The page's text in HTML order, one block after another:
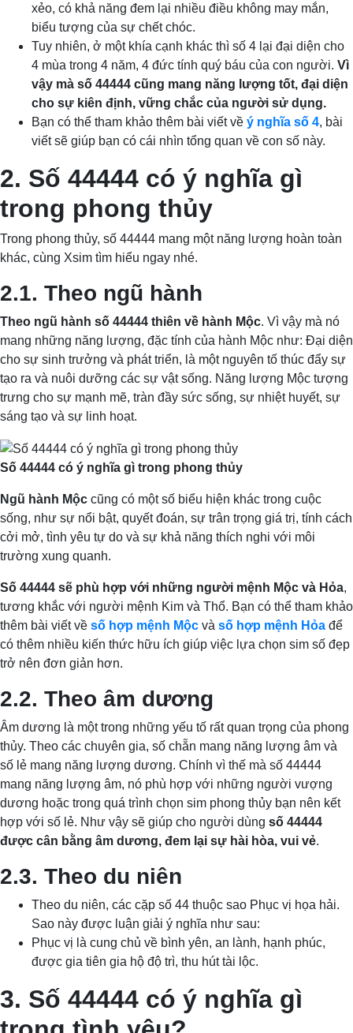
xẻo, có khả năng đem lại nhiều điều không may mắn,
biểu tượng của sự chết chóc.
Tuy nhiên, ở một khía cạnh khác thì số 4 lại đại diện cho
4 mùa trong 4 năm, 4 đức tính quý báu của con người. Vì
vậy mà số 44444 cũng mang năng lượng tốt, đại diện
cho sự kiên định, vững chắc của người sử dụng.
Bạn có thể tham khảo thêm bài viết về ý nghĩa số 4, bài
viết sẽ giúp bạn có cái nhìn tổng quan về con số này.
2. Số 44444 có ý nghĩa gì
trong phong thủy
Trong phong thủy, số 44444 mang một năng lượng hoàn toàn
khác, cùng Xsim tìm hiểu ngay nhé.
2.1. Theo ngũ hành
Theo ngũ hành số 44444 thiên về hành Mộc. Vì vậy mà nó
mang những năng lượng, đặc tính của hành Mộc như: Đại diện
cho sự sinh trưởng và phát triển, là một nguyên tố thúc đẩy sự
tạo ra và nuôi dưỡng các sự vật sống. Năng lượng Mộc tượng
trưng cho sự mạnh mẽ, tràn đầy sức sống, sự nhiệt huyết, sự
sáng tạo và sự linh hoạt.
Số 44444 có ý nghĩa gì trong phong thủy
Ngũ hành Mộc cũng có một số biểu hiện khác trong cuộc
sống, như sự nổi bật, quyết đoán, sự trân trọng giá trị, tính cách
cởi mở, tình yêu tự do và sự khả năng thích nghi với môi
trường xung quanh.
Số 44444 sẽ phù hợp với những người mệnh Mộc và Hỏa,
tương khắc với người mệnh Kim và Thổ. Bạn có thể tham khảo
thêm bài viết về số hợp mệnh Mộc và số hợp mệnh Hỏa để
có thêm nhiều kiến thức hữu ích giúp việc lựa chọn sim số đẹp
trở nên đơn giản hơn.
2.2. Theo âm dương
Âm dương là một trong những yếu tố rất quan trọng của phong
thủy. Theo các chuyên gia, số chẵn mang năng lượng âm và
số lẻ mang năng lượng dương. Chính vì thế mà số 44444
mang năng lượng âm, nó phù hợp với những người vượng
dương hoặc trong quá trình chọn sim phong thủy bạn nên kết
hợp với số lẻ. Như vậy sẽ giúp cho người dùng số 44444
được cân bằng âm dương, đem lại sự hài hòa, vui vẻ.
2.3. Theo du niên
Theo du niên, các cặp số 44 thuộc sao Phục vị họa hải.
Sao này được luận giải ý nghĩa như sau:
Phục vị là cung chủ về bình yên, an lành, hạnh phúc,
được gia tiên gia hộ độ trì, thu hút tài lộc.
3. Số 44444 có ý nghĩa gì